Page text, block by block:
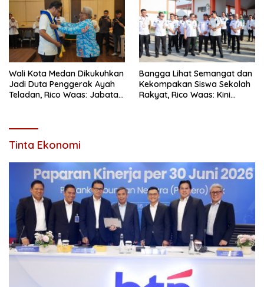
Wali Kota Medan Dikukuhkan
Jadi Duta Penggerak Ayah
Teladan, Rico Waas: Jabatan
Bangga Lihat Semangat dan
Kekompakan Siswa Sekolah
Rakyat, Rico Waas: Kini
Tinta Ekonomi